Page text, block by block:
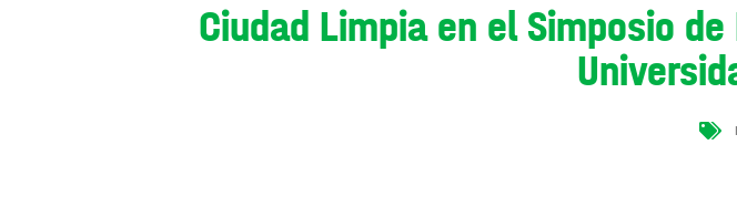
Ciudad Limpia en el Simposio